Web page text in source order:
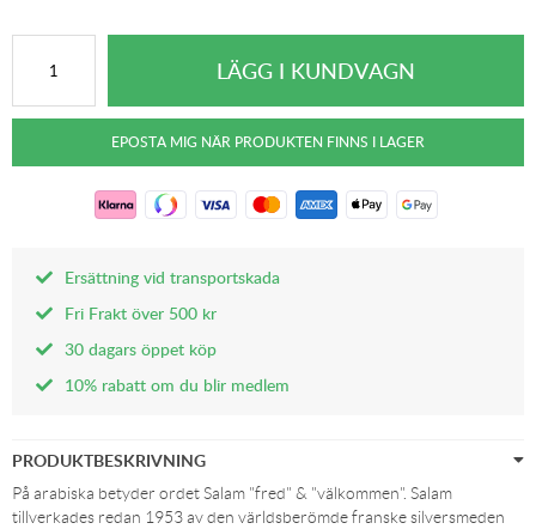
Ersättning vid transportskada
Fri Frakt över 500 kr
30 dagars öppet köp
10% rabatt om du blir medlem
PRODUKTBESKRIVNING
På arabiska betyder ordet Salam "fred" & "välkommen". Salam
tillverkades redan 1953 av den världsberömde franske silversmeden